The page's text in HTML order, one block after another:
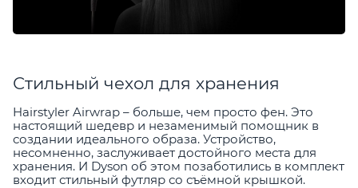
Стильный чехол для хранения
Hairstyler Airwrap – больше, чем просто фен. Это
настоящий шедевр и незаменимый помощник в
создании идеального образа. Устройство,
несомненно, заслуживает достойного места для
хранения. И Dyson об этом позаботились в комплект
входит стильный футляр со съёмной крышкой.